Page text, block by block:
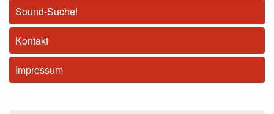
Sound-Suche!
Kontakt
Impressum